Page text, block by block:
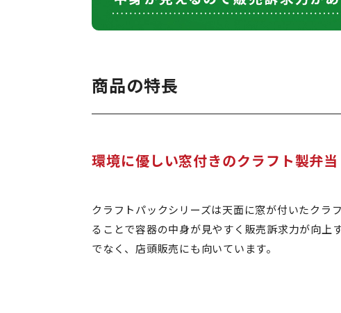
商品の特長
環境に優しい窓付きのクラフト製弁
クラフトパックシリーズは天面に窓が付いたクラ
ることで容器の中身が見やすく販売訴求力が向上
でなく、店頭販売にも向いています。